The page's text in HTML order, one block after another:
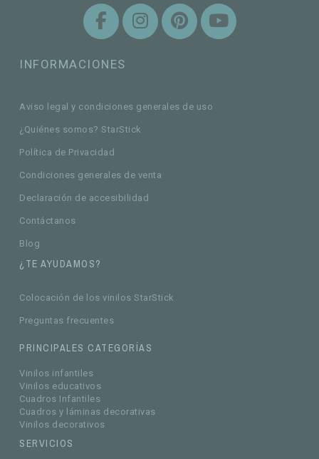
INFORMACIONES
Aviso legal y condiciones generales de uso
¿Quiénes somos? StarStick
Política de Privacidad
Condiciones generales de venta
Declaración de accesibilidad
Contáctanos
Blog
¿TE AYUDAMOS?
Colocación de los vinilos StarStick
Preguntas frecuentes
PRINCIPALES CATEGORÍAS
Vinilos infantiles
Vinilos educativos
Cuadros Infantiles
Cuadros y láminas decorativas
Vinilos decorativos
SERVICIOS